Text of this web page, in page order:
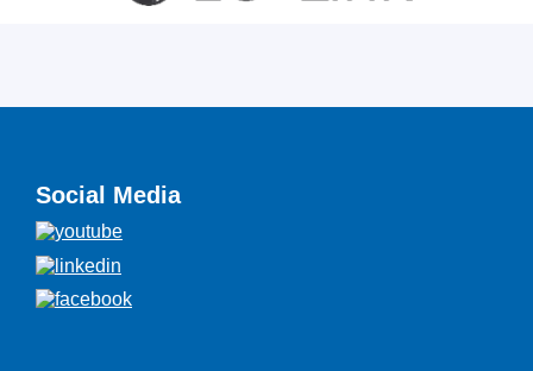
Social Media